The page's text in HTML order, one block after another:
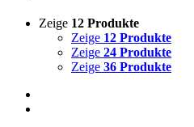
Zeige 12 Produkte
Zeige 12 Produkte
Zeige 24 Produkte
Zeige 36 Produkte